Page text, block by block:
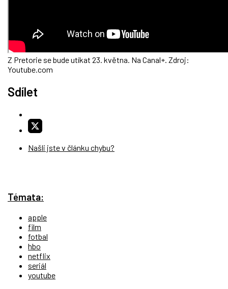
Z Pretorie se bude utíkat 23. května. Na Canal+. Zdroj:
Youtube.com
Sdílet
Našli jste v článku chybu?
Témata:
apple
film
fotbal
hbo
netflix
seriál
youtube